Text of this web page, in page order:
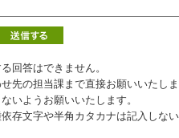
回答はできません。
先の担当課まで直接お願いいたしま
いようお願いいたします。
存文字や半角カタカナは記入しな